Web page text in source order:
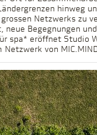
hinweg
Netzwerks zu
Begegnungen
spa* eröffnet Studio
von